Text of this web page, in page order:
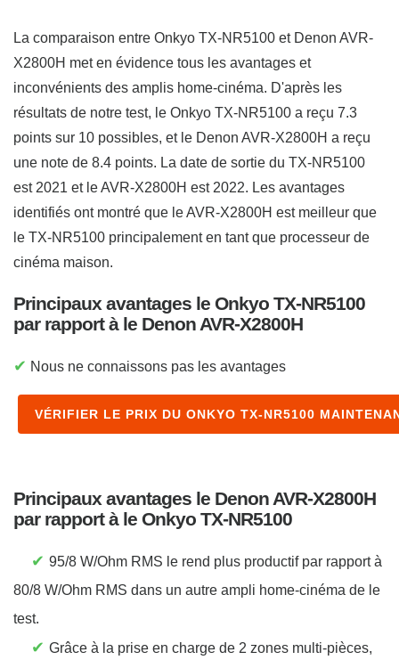
La comparaison entre Onkyo TX-NR5100 et Denon AVR-
X2800H met en évidence tous les avantages et
inconvénients des amplis home-cinéma. D'après les
résultats de notre test, le Onkyo TX-NR5100 a reçu 7.3
points sur 10 possibles, et le Denon AVR-X2800H a reçu
une note de 8.4 points. La date de sortie du TX-NR5100
est 2021 et le AVR-X2800H est 2022. Les avantages
identifiés ont montré que le AVR-X2800H est meilleur que
le TX-NR5100 principalement en tant que processeur de
cinéma maison.
Principaux avantages le Onkyo TX-NR5100
par rapport à le Denon AVR-X2800H
✔ Nous ne connaissons pas les avantages
VÉRIFIER LE PRIX DU ONKYO TX-NR5100
Principaux avantages le Denon AVR-X2800H
par rapport à le Onkyo TX-NR5100
✔ 95/8 W/Ohm RMS le rend plus productif par rapport à
80/8 W/Ohm RMS dans un autre ampli home-cinéma de le
test.
✔ Grâce à la prise en charge de 2 zones multi-pièces,